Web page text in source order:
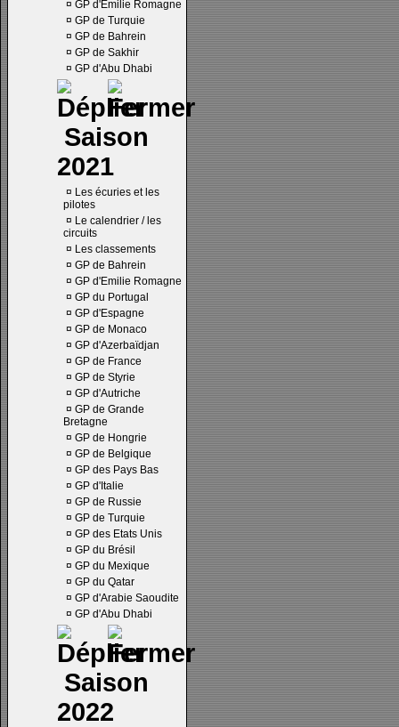
¤ GP d'Emilie Romagne
¤ GP de Turquie
¤ GP de Bahrein
¤ GP de Sakhir
¤ GP d'Abu Dhabi
Saison
2021
¤ Les écuries et les
pilotes
¤ Le calendrier / les
circuits
¤ Les classements
¤ GP de Bahrein
¤ GP d'Emilie Romagne
¤ GP du Portugal
¤ GP d'Espagne
¤ GP de Monaco
¤ GP d'Azerbaïdjan
¤ GP de France
¤ GP de Styrie
¤ GP d'Autriche
¤ GP de Grande
Bretagne
¤ GP de Hongrie
¤ GP de Belgique
¤ GP des Pays Bas
¤ GP d'Italie
¤ GP de Russie
¤ GP de Turquie
¤ GP des Etats Unis
¤ GP du Brésil
¤ GP du Mexique
¤ GP du Qatar
¤ GP d'Arabie Saoudite
¤ GP d'Abu Dhabi
Saison
2022